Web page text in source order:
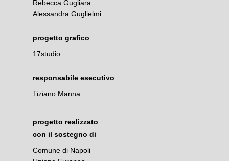
Rebecca Gugliara
Alessandra Guglielmi
progetto grafico
17studio
responsabile esecutivo
Tiziano Manna
progetto realizzato
con il sostegno di
Comune di Napoli